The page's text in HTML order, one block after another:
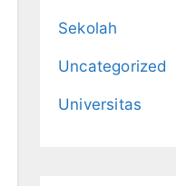
Sekolah
Uncategorized
Universitas